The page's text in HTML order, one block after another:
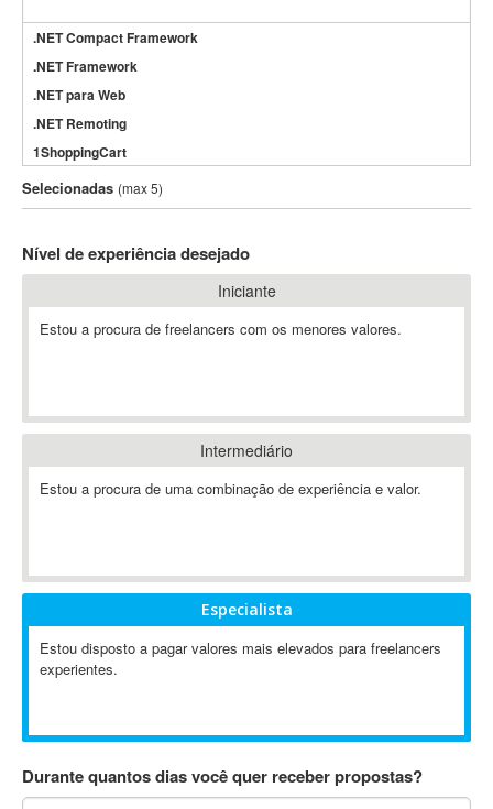
.NET Compact Framework
.NET Framework
.NET para Web
.NET Remoting
1ShoppingCart
3DS Max
3GSM
802.11
A-GPS
ABAP
Abaqus
ABBYY FineReader
Ableton
Ableton Push
Abstract
AC3
Selecionadas (max 5)
Nível de experiência desejado
Iniciante
Estou a procura de freelancers com os menores valores.
Intermediário
Estou a procura de uma combinação de experiência e valor.
Especialista
Estou disposto a pagar valores mais elevados para freelancers
experientes.
Durante quantos dias você quer receber propostas?